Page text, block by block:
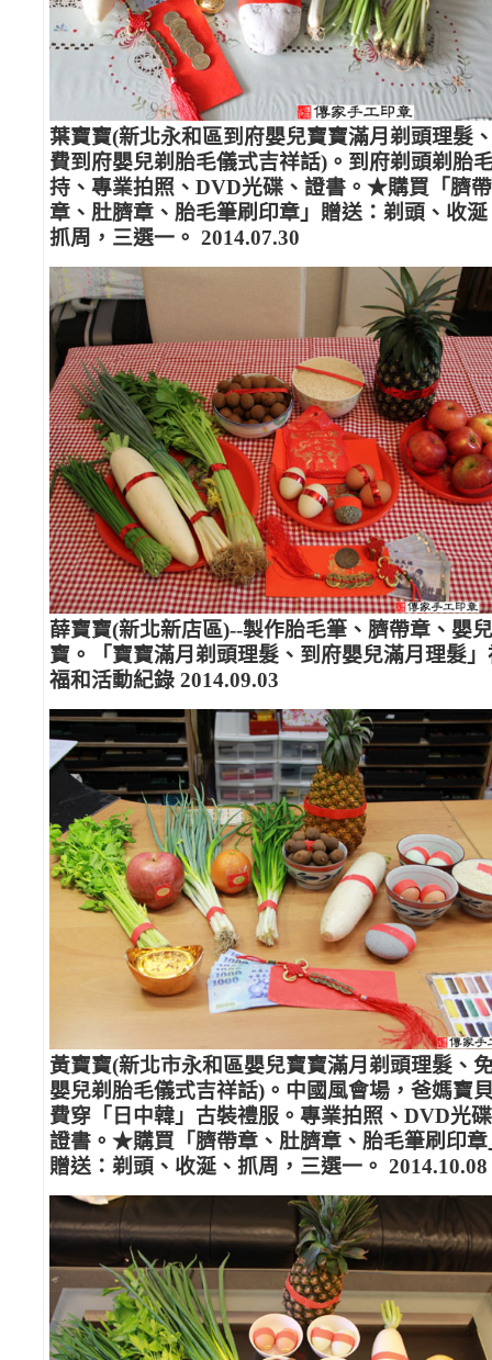
葉寶寶(新北永和區到府嬰兒寶寶滿月剃頭理髮
費到府嬰兒剃胎毛儀式吉祥話)。到府剃頭剃胎
持、專業拍照、DVD光碟、證書。★購買「臍帶
章、肚臍章、胎毛筆刷印章」贈送：剃頭、收涎
抓周，三選一。 2014.07.30
薛寶寶(新北新店區)--製作胎毛筆、臍帶章、嬰
寶。「寶寶滿月剃頭理髮、到府嬰兒滿月理髮」
福和活動紀錄 2014.09.03
黃寶寶(新北市永和區嬰兒寶寶滿月剃頭理髮、
嬰兒剃胎毛儀式吉祥話)。中國風會場，爸媽寶
費穿「日中韓」古裝禮服。專業拍照、DVD光
證書。★購買「臍帶章、肚臍章、胎毛筆刷印章
贈送：剃頭、收涎、抓周，三選一。 2014.10.08